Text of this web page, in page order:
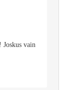
vain